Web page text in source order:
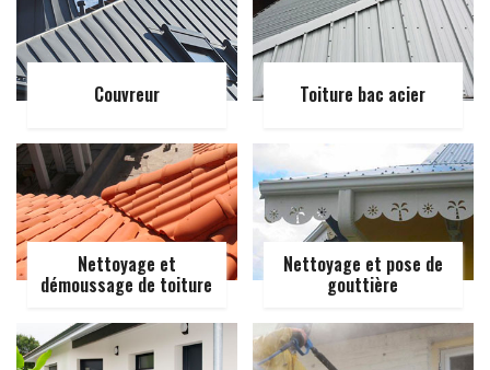
Couvreur Toiture bac acier
Nettoyage et
démoussage de toiture
Nettoyage et pose de
gouttière